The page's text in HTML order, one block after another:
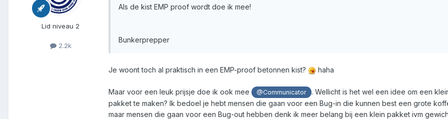
Lid niveau 2
2.2k
Als de kist EMP proof wordt doe ik mee!
Bunkerprepper
Je woont toch al praktisch in een EMP-proof betonnen kist? haha
Maar voor een leuk prijsje doe ik ook mee @Communicator
. Wellicht is het wel een idee om een
pakket te maken? Ik bedoel je hebt mensen die gaan voor een Bug-in die kunnen best een grote
maar mensen die gaan voor een Bug-out hebben denk ik meer belang bij een klein pakket ivm